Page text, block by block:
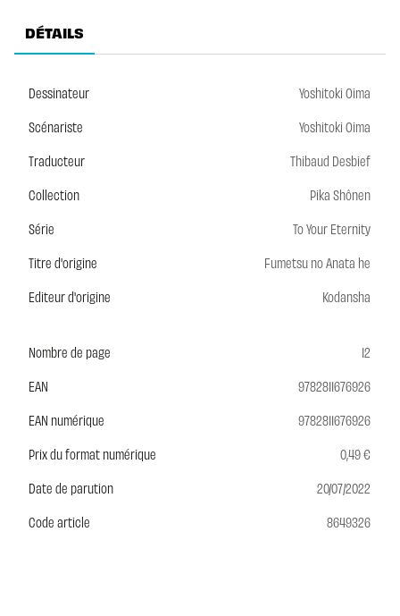
DÉTAILS
Dessinateur
Yoshitoki Oima
Scénariste
Yoshitoki Oima
Traducteur
Thibaud Desbief
Collection
Pika Shônen
Série
To Your Eternity
Titre d'origine
Fumetsu no Anata he
Editeur d'origine
Kodansha
Nombre de page
12
EAN
9782811676926
EAN numérique
9782811676926
Prix du format numérique
0,49 €
Date de parution
20/07/2022
Code article
8649326